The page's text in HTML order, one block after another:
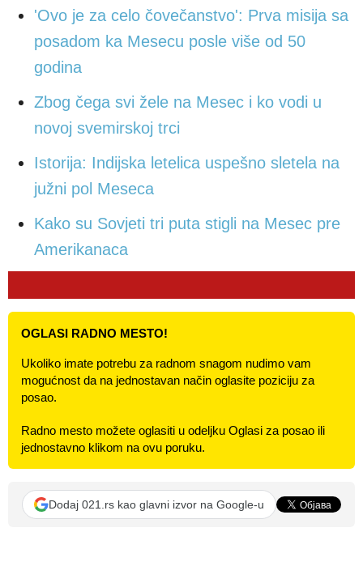
'Ovo je za celo čovečanstvo': Prva misija sa
posadom ka Mesecu posle više od 50
godina
Zbog čega svi žele na Mesec i ko vodi u
novoj svemirskoj trci
Istorija: Indijska letelica uspešno sletela na
južni pol Meseca
Kako su Sovjeti tri puta stigli na Mesec pre
Amerikanaca
OGLASI RADNO MESTO!
Ukoliko imate potrebu za radnom snagom nudimo vam
mogućnost da na jednostavan način oglasite poziciju za
posao.
Radno mesto možete oglasiti u odeljku Oglasi za posao ili
jednostavno klikom na ovu poruku.
Dodaj 021.rs kao glavni izvor na Google-u